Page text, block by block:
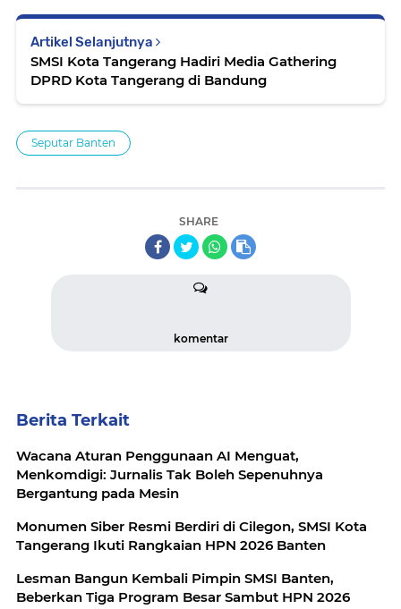
Artikel Selanjutnya
SMSI Kota Tangerang Hadiri Media Gathering
DPRD Kota Tangerang di Bandung
Seputar Banten
SHARE
komentar
Berita Terkait
Wacana Aturan Penggunaan AI Menguat,
Menkomdigi: Jurnalis Tak Boleh Sepenuhnya
Bergantung pada Mesin
Monumen Siber Resmi Berdiri di Cilegon, SMSI Kota
Tangerang Ikuti Rangkaian HPN 2026 Banten
Lesman Bangun Kembali Pimpin SMSI Banten,
Beberkan Tiga Program Besar Sambut HPN 2026